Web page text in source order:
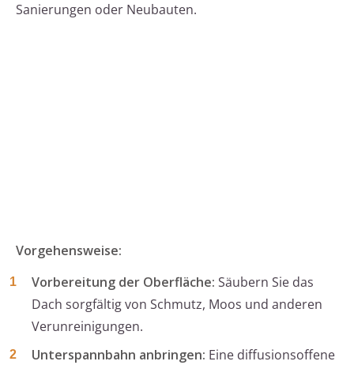
Sanierungen oder Neubauten.
Vorgehensweise:
Vorbereitung der Oberfläche: Säubern Sie das
Dach sorgfältig von Schmutz, Moos und anderen
Verunreinigungen.
Unterspannbahn anbringen: Eine diffusionsoffene